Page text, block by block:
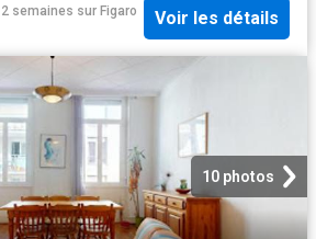
semaines sur Figaro
Voir les détails
10 photos